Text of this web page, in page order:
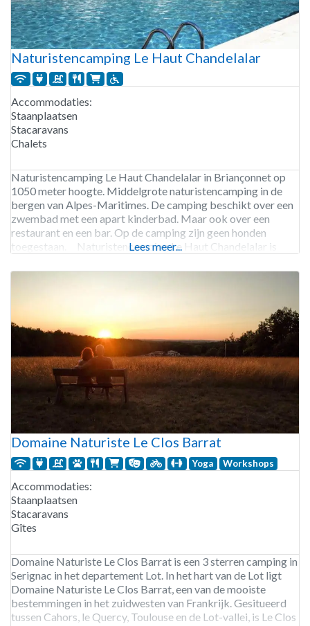
Naturistencamping Le Haut Chandelalar
Accommodaties:
Staanplaatsen
Stacaravans
Chalets
Naturistencamping Le Haut Chandelalar in Briançonnet op
1050 meter hoogte. Middelgrote naturistencamping in de
bergen van Alpes-Maritimes. De camping beschikt over een
zwembad met een apart kinderbad. Maar ook over een
restaurant en een bar. Op de camping zijn geen honden
toegestaan. Naturistencamping Le Haut Chandelalar is
Verhuur van
Lees meer...
Domaine Naturiste Le Clos Barrat
Yoga Workshops
Accommodaties:
Staanplaatsen
Stacaravans
Gîtes
Domaine Naturiste Le Clos Barrat is een 3 sterren camping in
Serignac in het departement Lot. In het hart van de Lot ligt
Domaine Naturiste Le Clos Barrat, een van de mooiste
bestemmingen in het zuidwesten van Frankrijk. Gesitueerd
tussen Cahors, le Quercy, Toulouse en de Lot-vallei, is Le Clos